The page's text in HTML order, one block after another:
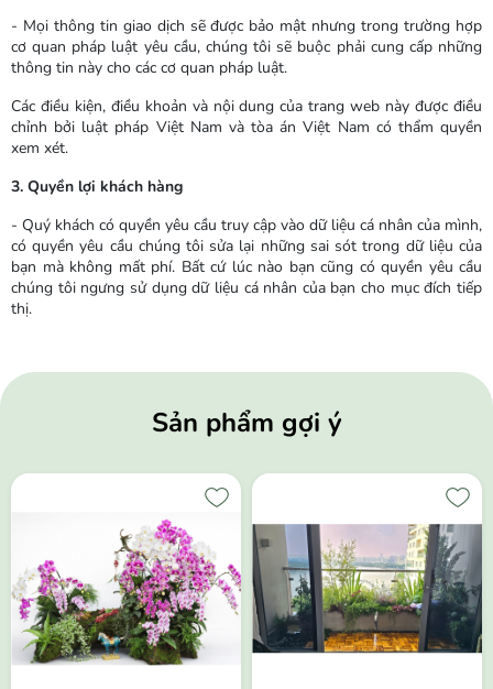
- Mọi thông tin giao dịch sẽ được bảo mật nhưng trong trường hợp
cơ quan pháp luật yêu cầu, chúng tôi sẽ buộc phải cung cấp những
thông tin này cho các cơ quan pháp luật.
Các điều kiện, điều khoản và nội dung của trang web này được điều
chỉnh bởi luật pháp Việt Nam và tòa án Việt Nam có thẩm quyền
xem xét.
3. Quyền lợi khách hàng
- Quý khách có quyền yêu cầu truy cập vào dữ liệu cá nhân của mình,
có quyền yêu cầu chúng tôi sửa lại những sai sót trong dữ liệu của
bạn mà không mất phí. Bất cứ lúc nào bạn cũng có quyền yêu cầu
chúng tôi ngưng sử dụng dữ liệu cá nhân của bạn cho mục đích tiếp
thị.
Sản phẩm gợi ý